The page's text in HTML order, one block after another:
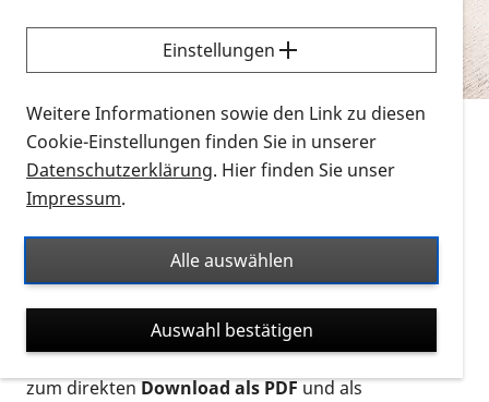
Sie möchten wissen, wie Sie nach Infonmaterial
suchen und dieses bestellen bzw. herunterladen
können? Schauen Sie sich dieErklärvideos zum
Thema Infomaterial auf der PRO RETINA-Website
für blinde und sehbehinderte Menschen an.
Auf dieser Seite finden Sie sämtliches Infomaterial
Ort. Nutzen Sie den Formatfilter, um ausschließlich
nach Flyern und Broschüren, Audios oder Videos zu
suchen. Die meisten Flyer und Broschüren werden in
verschiedenen Formaten angeboten: zur
postalischen Bestellung als gedruckte Variante
zum direktenDownload als PDFund als
Einstellungen
Weitere Informationen sowie den Link zu diesen
Cookie-Einstellungen finden Sie in unserer
Datenschutzerklärung. Hier finden Sie unser
Impressum.
Alle auswählen
Auswahl bestätigen